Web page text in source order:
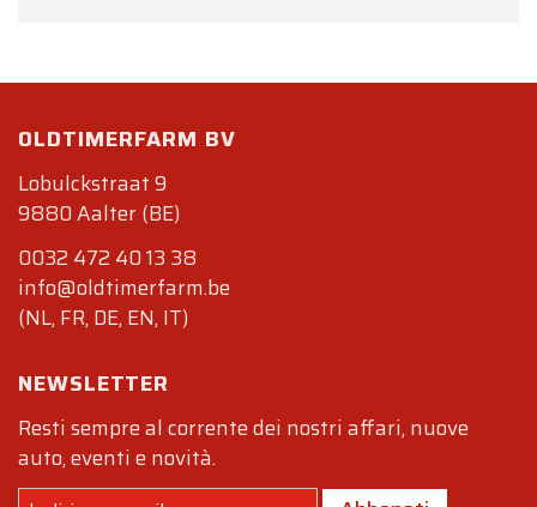
OLDTIMERFARM BV
Lobulckstraat 9
9880 Aalter (BE)
0032 472 40 13 38
info@oldtimerfarm.be
(NL, FR, DE, EN, IT)
NEWSLETTER
Resti sempre al corrente dei nostri affari, nuove
auto, eventi e novità.